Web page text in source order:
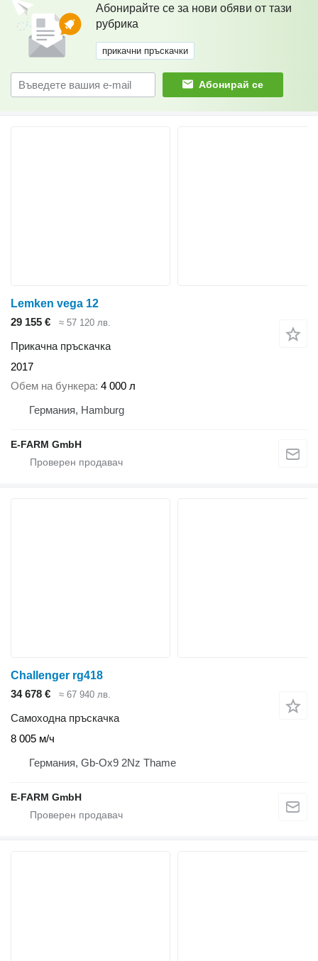
Абонирайте се за нови обяви от тази
рубрика
прикачни пръскачки
Абонирай се
Lemken vega 12
29 155 €
≈ 57 120 лв.
Прикачна пръскачка
2017
Обем на бункера 4 000 л
Германия, Hamburg
E-FARM GmbH
Challenger rg418
34 678 €
≈ 67 940 лв.
Самоходна пръскачка
8 005 м/ч
Германия, Gb-Ox9 2Nz Thame
E-FARM GmbH